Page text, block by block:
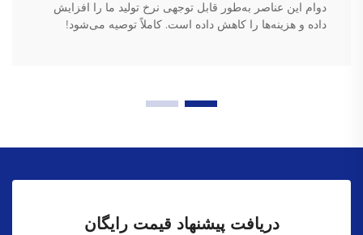
دوام این عناصر به‌طور قابل توجهی نرخ تولید ما را افزایش
داده و هزینه‌ها را کاهش داده است. کاملاً توصیه می‌شود!
دریافت پیشنهاد قیمت رایگان